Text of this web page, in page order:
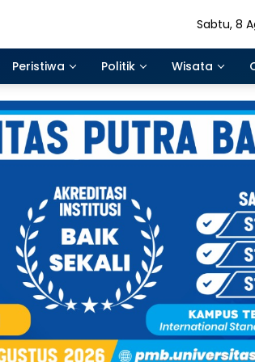
Sabtu, 8
Peristiwa Politik Wisata